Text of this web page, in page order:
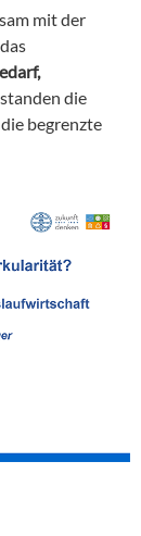
mit der
die
begrenzte